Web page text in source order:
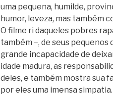
uma pequena, humilde,
humor, leveza, mas também
O filme ri daqueles pobres
também –, de seus pequenos
grande incapacidade de
idade madura, as
deles, e também mostra sua
por eles uma imensa simpatia.